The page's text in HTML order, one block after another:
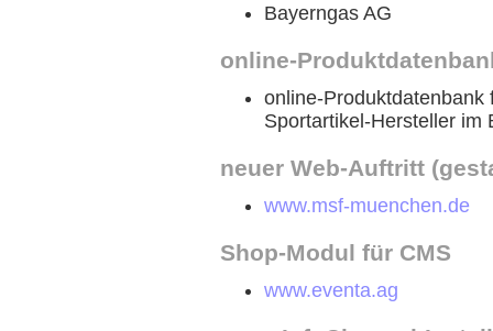
Bayerngas AG
online-
online-
Sportartikel-Hersteller im
neuer Web-Auftritt
www.msf-muenchen.de
Shop-Modul für CMS
www.eventa.ag